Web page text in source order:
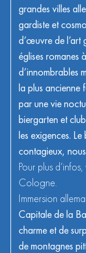
grandes villes
gardiste et
d’œuvre de l’art
églises romanes
d’innombrables
la plus ancienne
par une vie
biergarten et
les exigences.
contagieux,
Pour plus
Cologne.
Immersion
Capitale de la
charme et de
de montagnes